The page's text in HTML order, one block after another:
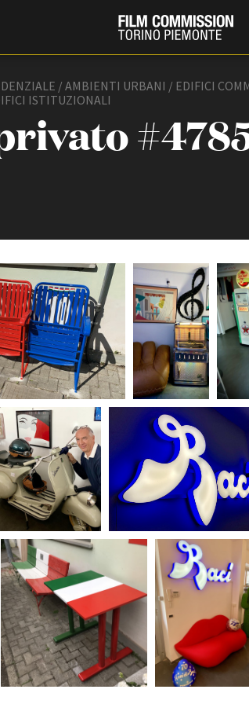
Fund
Società di produzione
Strutture di servizio
Professionisti
Attrici-Attori
Beginners
LOCATION GUIDE
FILM DATABASE
BOOK DATABASE
NEWS
CASTING
EVENTI, SPECIALI
Anteprime in Piemonte
TFI Torino Film Industry -
Days
Avenue Cove - Erasmus +
Guarda che storia!
La Grazia - Immagini e location
/ AMBIENTI URBANI / EDIFICI
ISTITUZIONALI